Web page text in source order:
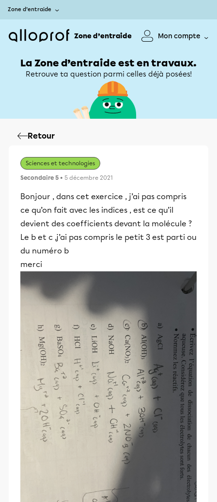
Zone d’entraide
Zone d’entraide Mon compte
La Zone d’entraide est en travaux.
Retrouve ta question parmi celles déjà posées!
Retour
Sciences et technologies
Secondaire 5 • 5 décembre 2021
Bonjour , dans cet exercice , j’ai pas compris
ce qu’on fait avec les indices , est ce qu’il
devient des coefficients devant la molécule ?
Le b et c ,j’ai pas compris le petit 3 est parti ou
du numéro b
merci